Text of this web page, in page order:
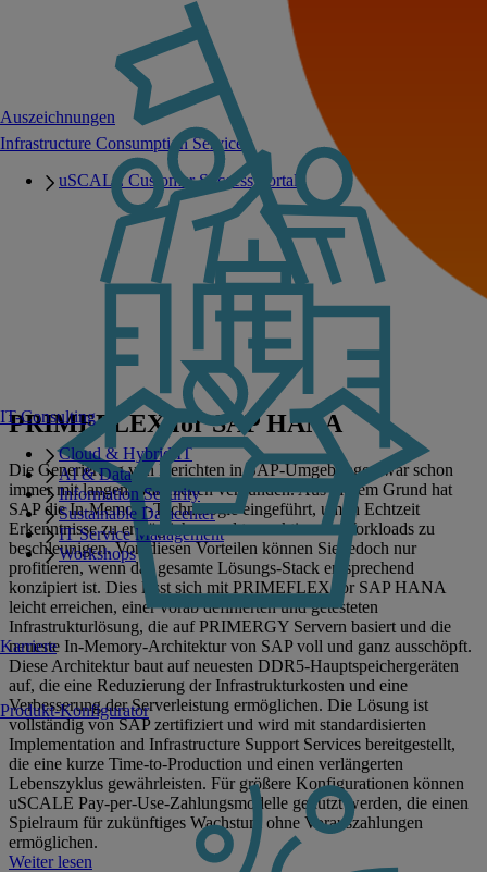
Infrastructure Consumption Services
uSCALE Customer Success Portal
Produkt-Konfigurator
IT-Consulting
Cloud & Hybrid IT
AI & Data
Information Security
Sustainable Datacenter
IT Service Management
Workshops
Auszeichnungen
Karriere
PRIMEFLEX for SAP HANA
Die Generierung von Berichten in SAP-Umgebungen war schon
immer mit langen Wartezeiten verbunden. Aus diesem Grund hat
SAP die In-Memory-Technologie eingeführt, um in Echtzeit
Erkenntnisse zu ermöglichen und transaktionale Workloads zu
beschleunigen. Von diesen Vorteilen können Sie jedoch nur
profitieren, wenn das gesamte Lösungs-Stack entsprechend
konzipiert ist. Dies lässt sich mit PRIMEFLEX for SAP HANA
leicht erreichen, einer vorab definierten und getesteten
Infrastrukturlösung, die auf PRIMERGY Servern basiert und die
neueste In-Memory-Architektur von SAP voll und ganz ausschöpft.
Diese Architektur baut auf neuesten DDR5-Hauptspeichergeräten
auf, die eine Reduzierung der Infrastrukturkosten und eine
Verbesserung der Serverleistung ermöglichen. Die Lösung ist
vollständig von SAP zertifiziert und wird mit standardisierten
Implementation and Infrastructure Support Services bereitgestellt,
die eine kurze Time-to-Production und einen verlängerten
Lebenszyklus gewährleisten. Für größere Konfigurationen können
uSCALE Pay-per-Use-Zahlungsmodelle genutzt werden, die einen
Spielraum für zukünftiges Wachstum ohne Vorauszahlungen
ermöglichen.
Weiter lesen